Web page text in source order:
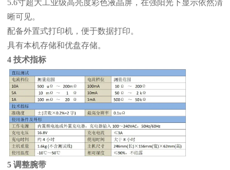
5.6寸超大工业级高亮度彩色液晶屏，在强阳光下显示依然清
晰可见。
配备外置式打印机，便于数据打印。
具有本机存储和优盘存储。
4 技术指标
5 调整腕带